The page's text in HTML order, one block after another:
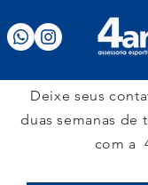
Deixe seus
duas semanas
com a